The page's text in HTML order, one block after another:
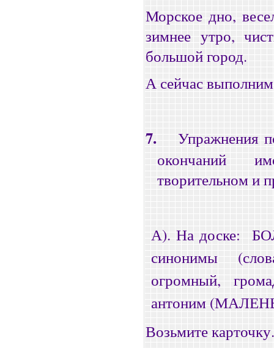
Морское дно,
зимнее утро,
большой город.
А сейчас выполним
7.
Упражнения
окончаний
творительном и
А). На доске:
синонимы
огромный,
антоним
Возьмите